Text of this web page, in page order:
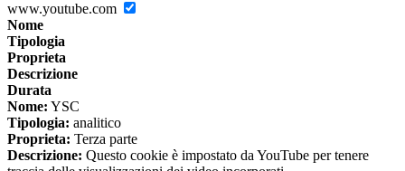
www.youtube.com
Nome
Tipologia
Proprieta
Descrizione
Durata
Nome: YSC
Tipologia: analitico
Proprieta: Terza parte
Descrizione: Questo cookie è impostato da YouTube per tenere